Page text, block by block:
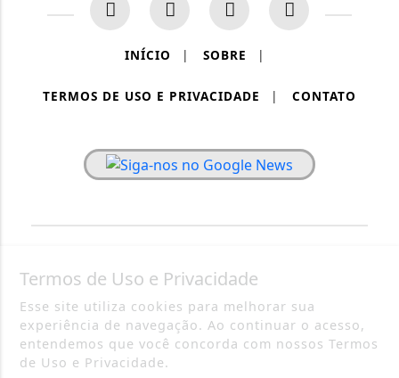
INÍCIO | SOBRE |
TERMOS DE USO E PRIVACIDADE | CONTATO
Termos de Uso e Privacidade
Esse site utiliza cookies para melhorar sua
experiência de navegação. Ao continuar o acesso,
entendemos que você concorda com nossos Termos
de Uso e Privacidade.